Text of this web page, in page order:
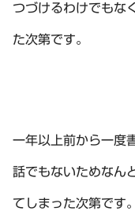
つづけるわけでもな
た次第です。
一年以上前から一度
話でもないためなん
てしまった次第です。